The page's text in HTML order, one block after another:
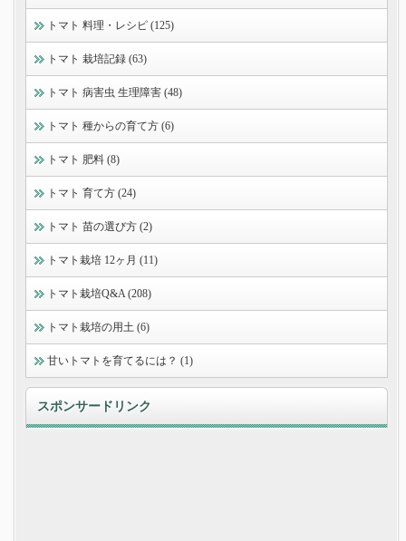
トマト 料理・レシピ (125)
トマト 栽培記録 (63)
トマト 病害虫 生理障害 (48)
トマト 種からの育て方 (6)
トマト 肥料 (8)
トマト 育て方 (24)
トマト 苗の選び方 (2)
トマト栽培 12ヶ月 (11)
トマト栽培Q&A (208)
トマト栽培の用土 (6)
甘いトマトを育てるには？ (1)
スポンサードリンク